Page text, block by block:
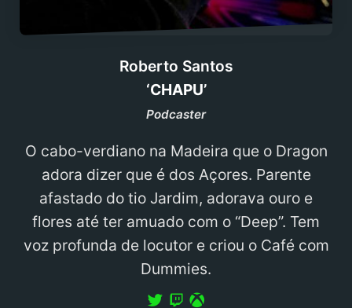
Roberto Santos
‘CHAPU’
Podcaster
O cabo-verdiano na Madeira que o Dragon
adora dizer que é dos Açores. Parente
afastado do tio Jardim, adorava ouro e
flores até ter amuado com o “Deep”. Tem
voz profunda de locutor e criou o Café com
Dummies.